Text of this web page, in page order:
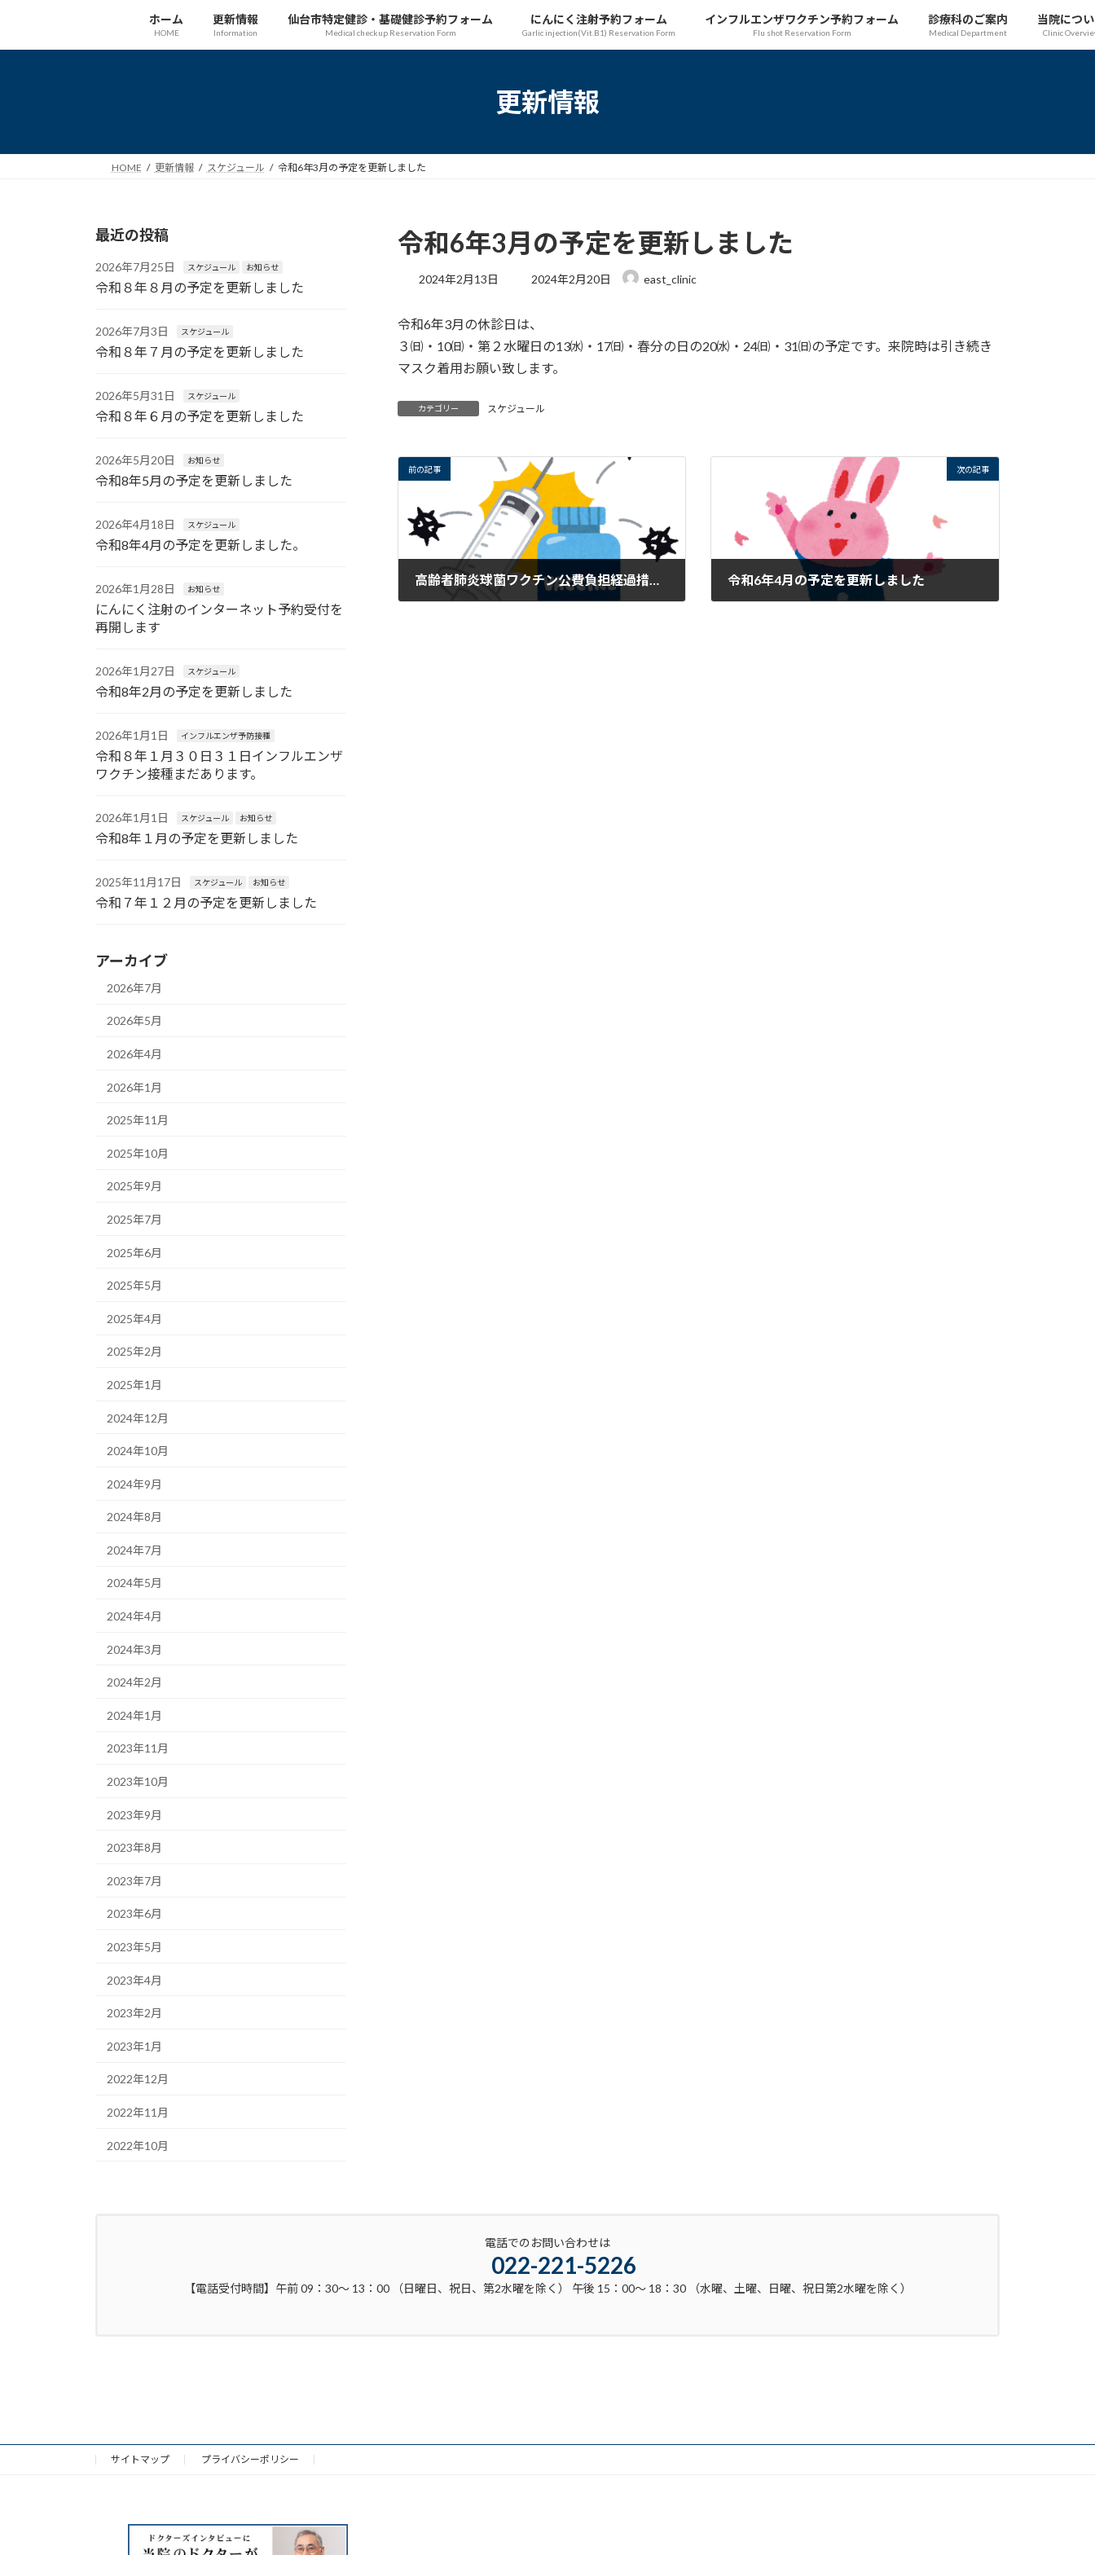
テ
ゲ
ホーム
HOME
更新情報
Information
仙台市特定健診・基礎健診予約フォーム
Medical checkup Reservation Form
にんにく注射予約フォーム
Garlic injection(Vit.B1) Reservation Form
インフルエンザワクチン予約フォーム
Flu shot Reservation Form
診療科のご案内
Medical Department
当院につ
Clinic
更新情報
HOME 更新情報 スケジュール 令和6年3月の予定を更新しました
令和6年3月の予定を更新しました
2024年2月13日
最
新
日
時
:
2024年2月20日 east_clinic
令和6年3月の休診日は、
３㈰・10㈰・第２水曜日の13㈬・17㈰・春分の日の20㈬・24㈰・31㈰の予定です。来院時は引き続き
マスク着用お願い致します。
カテゴリー スケジュール
前の記事 次の記事
令和6年4月の予定を更新しました
最近の投稿
2026年7月25日 スケジュール お知らせ
令和８年８月の予定を更新しました
2026年7月3日 スケジュール
令和８年７月の予定を更新しました
2026年5月31日 スケジュール
令和８年６月の予定を更新しました
2026年5月20日 お知らせ
令和8年5月の予定を更新しました
2026年4月18日 スケジュール
令和8年4月の予定を更新しました。
2026年1月28日 お知らせ
にんにく注射のインターネット予約受付を
再開します
2026年1月27日 スケジュール
令和8年2月の予定を更新しました
2026年1月1日 インフルエンザ予防接種
令和８年１月３０日３１日インフルエンザ
ワクチン接種まだあります。
2026年1月1日 スケジュール お知らせ
令和8年１月の予定を更新しました
2025年11月17日 スケジュール お知らせ
令和７年１２月の予定を更新しました
アーカイブ
2026年7月
2026年5月
2026年4月
2026年1月
2025年11月
2025年10月
2025年9月
2025年7月
2025年6月
2025年5月
2025年4月
2025年2月
2025年1月
2024年12月
2024年10月
2024年9月
2024年8月
2024年7月
2024年5月
2024年4月
2024年3月
2024年2月
2024年1月
2023年11月
2023年10月
2023年9月
2023年8月
2023年7月
2023年6月
2023年5月
2023年4月
2023年2月
2023年1月
2022年12月
2022年11月
2022年10月
電話でのお問い合わせは
022-221-5226
【電話受付時間】午前 09：30～ 13：00 （日曜日、祝日、第2水曜を除く） 午後 15：00～ 18：30 （水曜、土曜、日曜、祝日第2水曜を除く）
サイトマップ プライバシーポリシー